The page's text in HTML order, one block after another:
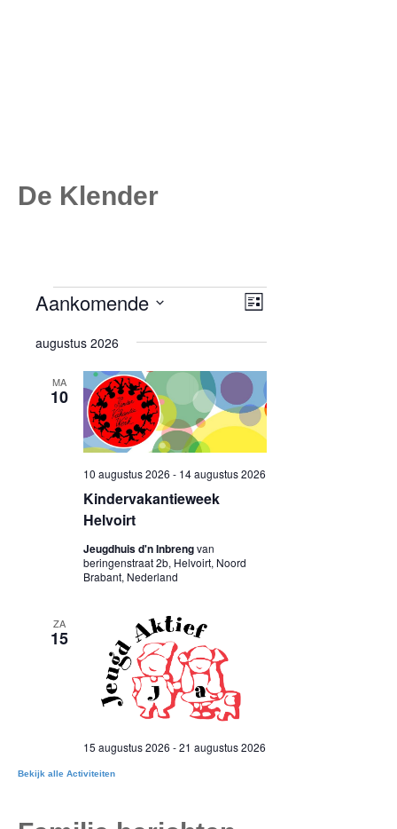
De Klender
Bekijk alle Activiteiten